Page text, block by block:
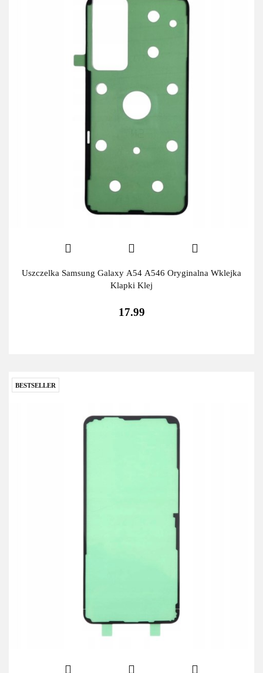
Uszczelka Samsung Galaxy A54 A546 Oryginalna Wklejka
Klapki Klej
17.99
BESTSELLER